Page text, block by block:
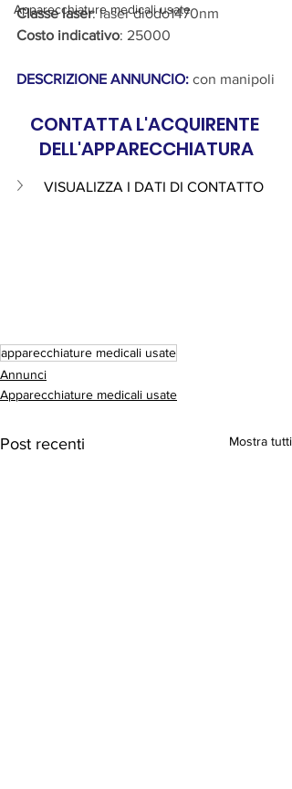
Apparecchiature medicali usate
Classe laser: laser diodo1470nm
Costo indicativo: 25000
DESCRIZIONE ANNUNCIO: con manipoli
CONTATTA L'ACQUIRENTE
DELL'APPARECCHIATURA
VISUALIZZA I DATI DI CONTATTO
apparecchiature medicali usate
Annunci
Apparecchiature medicali usate
Post recenti Mostra tutti